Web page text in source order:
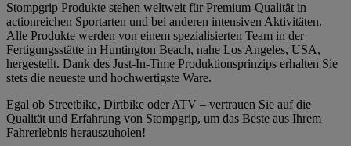
Stompgrip Produkte stehen weltweit für Premium-Qualität in
actionreichen Sportarten und bei anderen intensiven Aktivitäten.
Alle Produkte werden von einem spezialisierten Team in der
Fertigungsstätte in Huntington Beach, nahe Los Angeles, USA,
hergestellt. Dank des Just-In-Time Produktionsprinzips erhalten Sie
stets die neueste und hochwertigste Ware.
Egal ob Streetbike, Dirtbike oder ATV – vertrauen Sie auf die
Qualität und Erfahrung von Stompgrip, um das Beste aus Ihrem
Fahrerlebnis herauszuholen!